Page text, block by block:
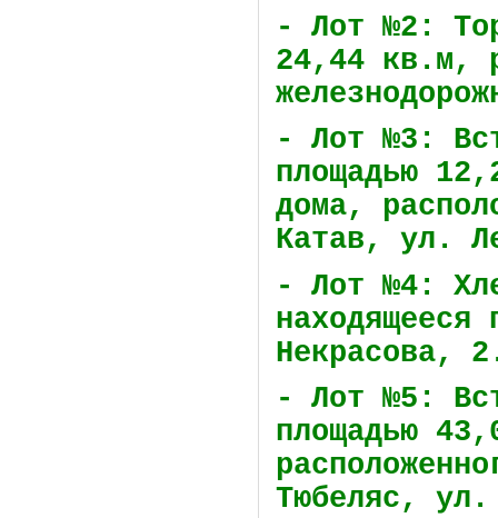
- Лот №2:
24,44 кв.м,
- Лот №3:
площадью
дома,
Катав, ул.
- Лот №4:
Некрасова,
- Лот №5:
площадью
Тюбеляс,